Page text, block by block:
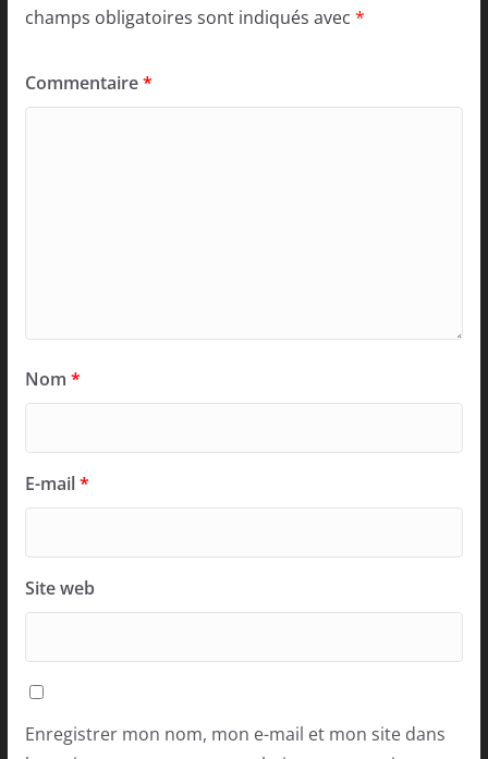
champs obligatoires sont indiqués avec *
Commentaire*
Nom *
E-mail*
Site web
Enregistrer mon nom, mon e-mail et mon site dans